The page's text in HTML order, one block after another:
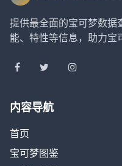
提供最全面的宝可梦数据
能、特性等信息，助力宝
内容导航
首页
宝可梦图鉴